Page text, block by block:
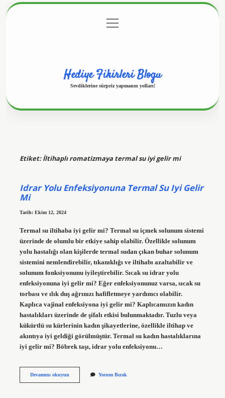
Gizlilik Politikası
menüyü
aç
Hediye Fikirleri Blogu
Sevdiklerine sürpriz yapmanın yolları!
Etiket:İltihaplı romatizmaya termal su iyi gelir mi
Idrar Yolu Enfeksiyonuna Termal Su Iyi Gelir
Mi
Tarih: Ekim 12, 2024
Termal su iltihaba iyi gelir mi? Termal su içmek solunum sistemi
üzerinde de olumlu bir etkiye sahip olabilir. Özellikle solunum
yolu hastalığı olan kişilerde termal sudan çıkan buhar solunum
sistemini nemlendirebilir, tıkanıklığı ve iltihabı azaltabilir ve
solunum fonksiyonunu iyileştirebilir. Sıcak su idrar yolu
enfeksiyonuna iyi gelir mi? Eğer enfeksiyonunuz varsa, sıcak su
torbası ve ılık duş ağrınızı hafifletmeye yardımcı olabilir.
Kaplıca vajinal enfeksiyona iyi gelir mi? Kaplıcamızın kadın
hastalıkları üzerinde de şifalı etkisi bulunmaktadır. Tuzlu veya
kükürtlü su kürlerinin kadın şikayetlerine, özellikle iltihap ve
akıntıya iyi geldiği görülmüştür. Termal su kadın hastalıklarına
iyi gelir mi? Böbrek taşı, idrar yolu enfeksiyonu…
Devamını okuyunIdrar
Yorum Bırak